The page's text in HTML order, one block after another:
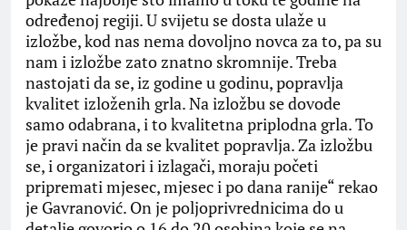
određenoj regiji. U svijetu se dosta ulaže u
izložbe, kod nas nema dovoljno novca za to, pa su
nam i izložbe zato znatno skromnije. Treba
nastojati da se, iz godine u godinu, popravlja
kvalitet izloženih grla. Na izložbu se dovode
samo odabrana, i to kvalitetna priplodna grla. To
je pravi način da se kvalitet popravlja. Za izložbu
se, i organizatori i izlagači, moraju početi
pripremati mjesec, mjesec i po dana ranije“ rekao
je Gavranović. On je poljoprivrednicima do u